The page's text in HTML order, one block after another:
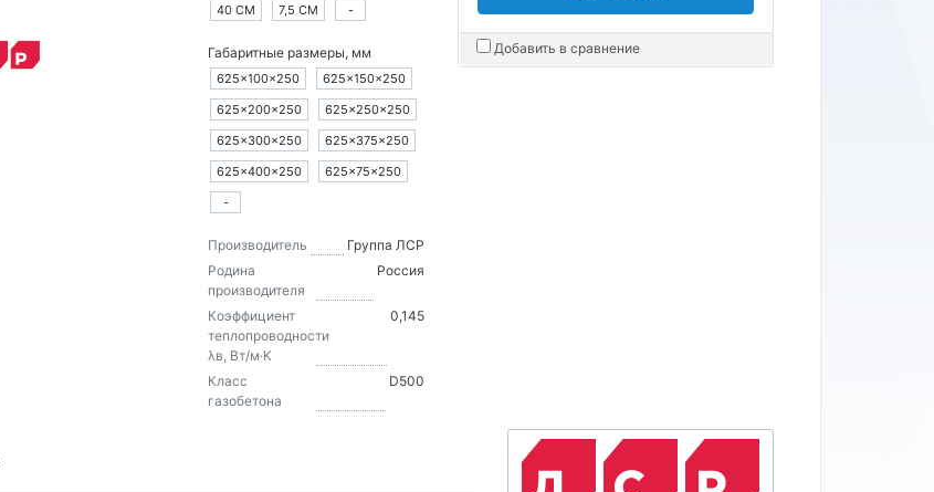
40 СМ
7,5 СМ -
Габаритные размеры, мм
625×100×250
625×150×250
625×200×250
625×250×250
625×300×250
625×375×250
625×400×250
625×75×250
-
Производитель
Группа ЛСР
Родина
производителя
Россия
Коэффициент
теплопроводности
λв, Вт/м·K
0,145
Класс
газобетона
D500
Добавить в сравнение